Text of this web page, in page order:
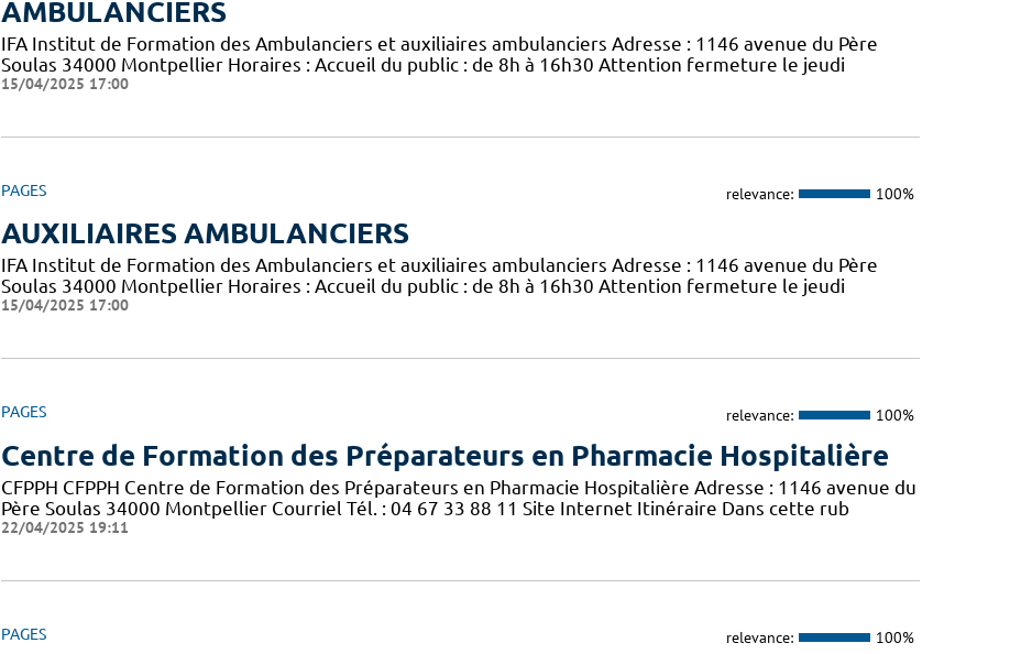
AMBULANCIERS
IFA Institut de Formation des Ambulanciers et auxiliaires ambulanciers Adresse : 1146 avenue du Père
Soulas 34000 Montpellier Horaires : Accueil du public : de 8h à 16h30 Attention fermeture le jeudi
15/04/2025 17:00
PAGES relevance: 100%
AUXILIAIRES AMBULANCIERS
IFA Institut de Formation des Ambulanciers et auxiliaires ambulanciers Adresse : 1146 avenue du Père
Soulas 34000 Montpellier Horaires : Accueil du public : de 8h à 16h30 Attention fermeture le jeudi
15/04/2025 17:00
PAGES relevance: 100%
Centre de Formation des Préparateurs en Pharmacie Hospitalière
CFPPH CFPPH Centre de Formation des Préparateurs en Pharmacie Hospitalière Adresse : 1146 avenue du
Père Soulas 34000 Montpellier Courriel Tél. : 04 67 33 88 11 Site Internet Itinéraire Dans cette rub
22/04/2025 19:11
PAGES relevance: 100%